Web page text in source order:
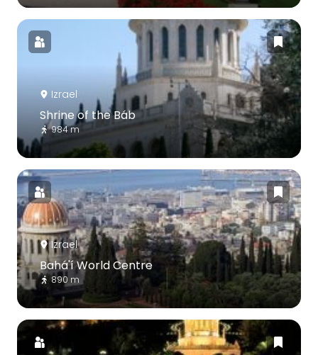
Izrael
Shrine of the Báb
984 m
Izrael
Bahá'í World Centre
890 m